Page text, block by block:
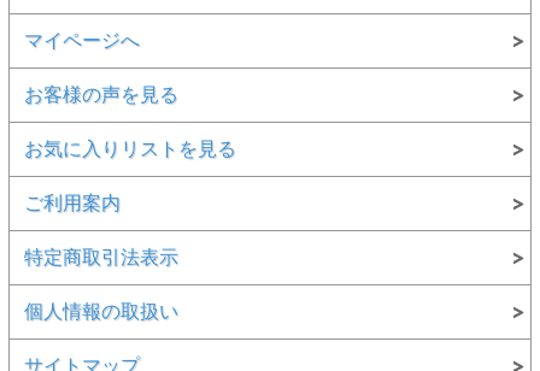
マイページへ
お客様の声を見る
お気に入りリストを見る
ご利用案内
特定商取引法表示
個人情報の取扱い
サイトマップ